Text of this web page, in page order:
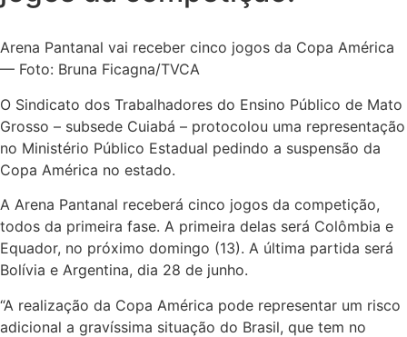
Arena Pantanal vai receber cinco jogos da Copa América
— Foto: Bruna Ficagna/TVCA
O Sindicato dos Trabalhadores do Ensino Público de Mato
Grosso – subsede Cuiabá – protocolou uma representação
no Ministério Público Estadual pedindo a suspensão da
Copa América no estado.
A Arena Pantanal receberá cinco jogos da competição,
todos da primeira fase. A primeira delas será Colômbia e
Equador, no próximo domingo (13). A última partida será
Bolívia e Argentina, dia 28 de junho.
“A realização da Copa América pode representar um risco
adicional a gravíssima situação do Brasil, que tem no